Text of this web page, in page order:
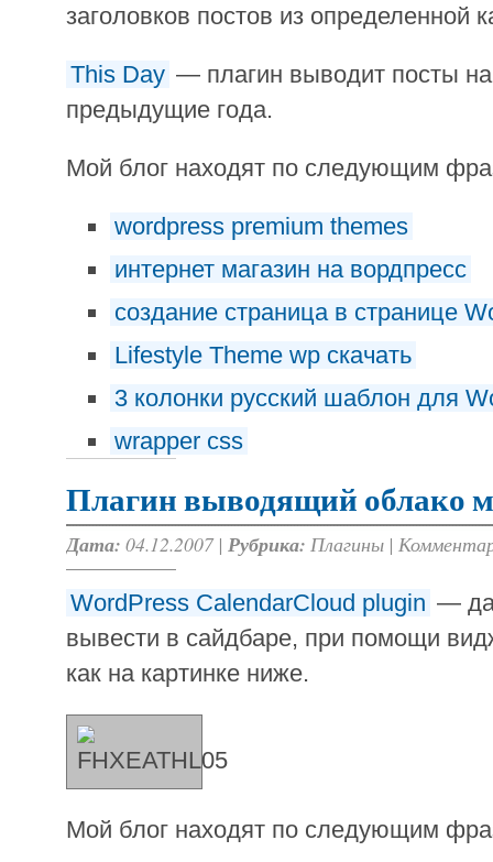
заголовков постов из определенной
This Day — плагин выводит посты
предыдущие года.
Мой блог находят по следующим
wordpress premium themes
интернет магазин на вордпресс
создание страница в странице
Lifestyle Theme wp скачать
3 колонки русский шаблон для
wrapper css
Плагин выводящий облако
Дата: 04.12.2007 | Рубрика: Плагины |
WordPress CalendarCloud plugin —
вывести в сайдбаре, при помощи
как на картинке ниже.
Мой блог находят по следующим